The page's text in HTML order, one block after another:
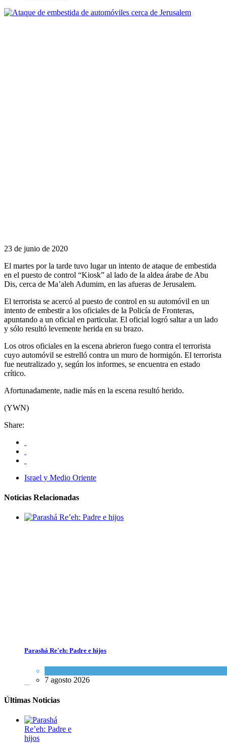
23 de junio de 2020
El martes por la tarde tuvo lugar un intento de ataque de embestida
en el puesto de control “Kiosk” al lado de la aldea árabe de Abu
Dis, cerca de Ma’aleh Adumim, en las afueras de Jerusalem.
El terrorista se acercó al puesto de control en su automóvil en un
intento de embestir a los oficiales de la Policía de Fronteras,
apuntando a un oficial en particular. El oficial logró saltar a un lado
y sólo resultó levemente herida en su brazo.
Los otros oficiales en la escena abrieron fuego contra el terrorista
cuyo automóvil se estrelló contra un muro de hormigón. El terrorista
fue neutralizado y, según los informes, se encuentra en estado
crítico.
Afortunadamente, nadie más en la escena resultó herido.
(YWN)
Share:
Israel y Medio Oriente
Noticias Relacionadas
Parashá Re'eh: Padre e hijos
7 agosto 2026
Últimas Noticias